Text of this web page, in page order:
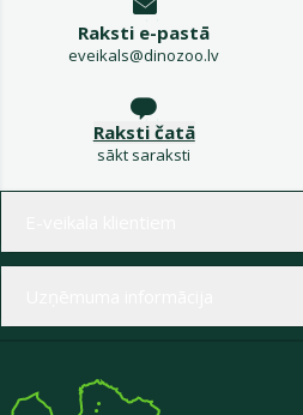
Raksti e-pastā
eveikals@dinozoo.lv
Raksti čatā
sākt saraksti